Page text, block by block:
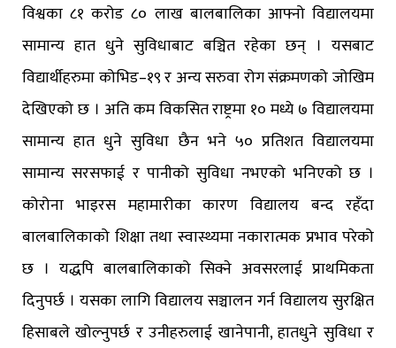
विश्वका ८१ करोड ८० लाख बालबालिका आफ्नो विद्यालयमा
सामान्य हात धुने सुविधाबाट बञ्चित रहेका छन् । यसबाट
विद्यार्थीहरुमा कोभिड–१९ र अन्य सरुवा रोग संक्रमणको जोखिम
देखिएको छ । अति कम विकसित राष्ट्रमा १० मध्ये ७ विद्यालयमा
सामान्य हात धुने सुविधा छैन भने ५० प्रतिशत विद्यालयमा
सामान्य सरसफाई र पानीको सुविधा नभएको भनिएको छ ।
कोरोना भाइरस महामारीका कारण विद्यालय बन्द रहँदा
बालबालिकाको शिक्षा तथा स्वास्थ्यमा नकारात्मक प्रभाव परेको
छ । यद्धपि बालबालिकाको सिक्ने अवसरलाई प्राथमिकता
दिनुपर्छ । यसका लागि विद्यालय सञ्चालन गर्न विद्यालय सुरक्षित
हिसाबले खोल्नुपर्छ र उनीहरुलाई खानेपानी, हातधुने सुविधा र